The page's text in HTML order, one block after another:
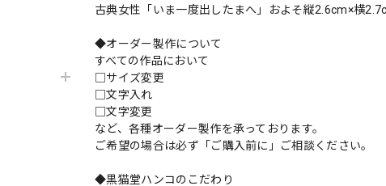
古典女性「いま一度出したまへ」およそ縦2.6cm×横
◆オーダー製作について
すべての作品において
□サイズ変更
□文字入れ
□文字変更
など、各種オーダー製作を承っております。
ご希望の場合は必ず「ご購入前に」ご相談ください。
◆黒猫堂ハンコのこだわり